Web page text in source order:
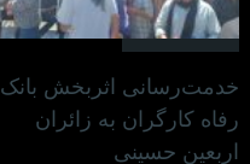
03 آگوست 2026
خدمت‌رسانی اثربخش بانک
رفاه کارگران به زائران
اربعین حسینی